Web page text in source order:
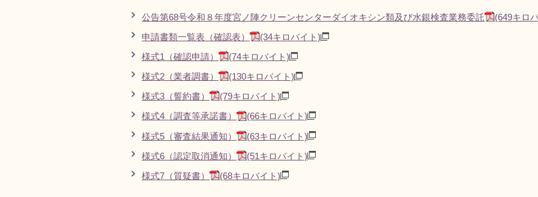
公告第68号令和８年度宮ノ陣クリーンセンターダイオキシン類及び水銀検査業務委託
(649キロ
申請書類一覧表（確認表）
(34キロバイト)
様式1（確認申請）
(74キロバイト)
様式2（業者調書）
(130キロバイト)
様式3（誓約書）
(79キロバイト)
様式4（調査等承諾書）
(66キロバイト)
様式5（審査結果通知）
(63キロバイト)
様式6（認定取消通知）
(51キロバイト)
様式7（質疑書）
(68キロバイト)